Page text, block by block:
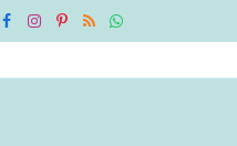
FacebookInstagram
Pinterest
RSSWhatsApp